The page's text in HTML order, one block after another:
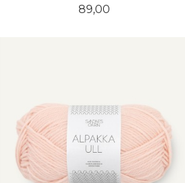
Pris
89,00